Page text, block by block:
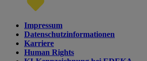
Impressum
Datenschutzinformationen
Karriere
Human Rights